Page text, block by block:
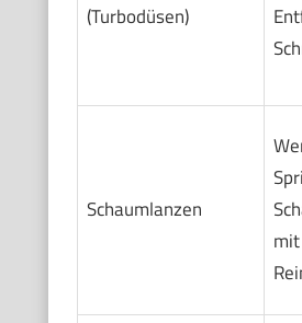
(Turbodüsen)
Schaumlanzen
mit